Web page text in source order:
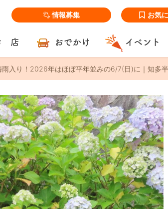
情報募集 お気
店 おでかけ イベント
雨入り！2026年はほぼ平年並みの6/7(日)に｜知多